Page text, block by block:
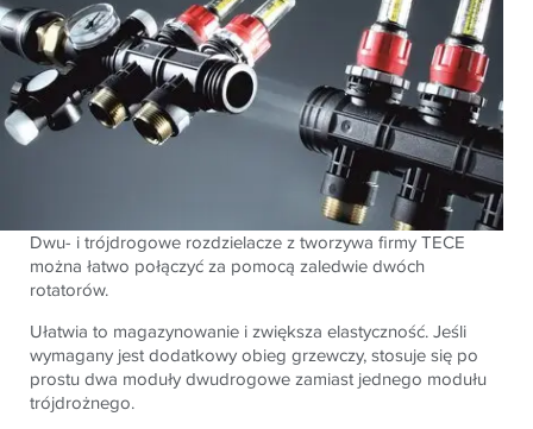
Dwu- i trójdrogowe rozdzielacze z tworzywa firmy TECE
można łatwo połączyć za pomocą zaledwie dwóch
rotatorów.
Ułatwia to magazynowanie i zwiększa elastyczność. Jeśli
wymagany jest dodatkowy obieg grzewczy, stosuje się po
prostu dwa moduły dwudrogowe zamiast jednego modułu
trójdrożnego.